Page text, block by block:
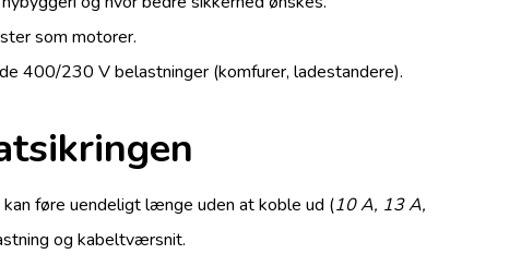
som motorer.
400/230 V belastninger (komfurer, ladestandere).
føre uendeligt længe uden at koble ud (10 A, 13 A,
og kabeltværsnit.